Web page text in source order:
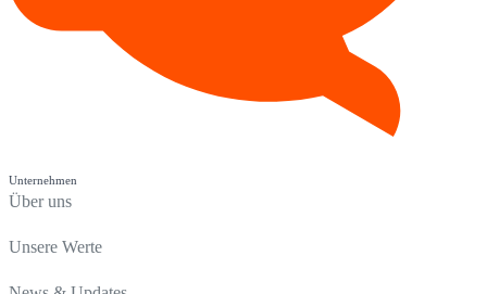
Unternehmen
Über uns
Unsere Werte